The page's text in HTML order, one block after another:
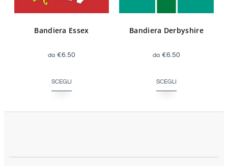
Bandiera Essex
€6.50
SCEGLI
Bandiera Derbyshire
€6.50
SCEGLI